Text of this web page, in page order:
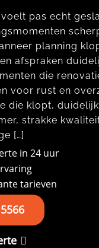
pas echt
planning
afspraken
die
voor rust en
die klopt,
strakke
[…]
in 24 uur
tarieven